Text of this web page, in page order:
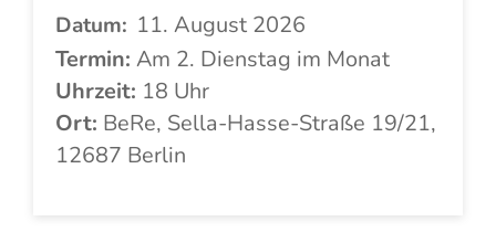
Datum: 11. August 2026
Termin: Am 2. Dienstag im Monat
Uhrzeit: 18 Uhr
Ort: BeRe, Sella-Hasse-Straße 19/21,
12687 Berlin